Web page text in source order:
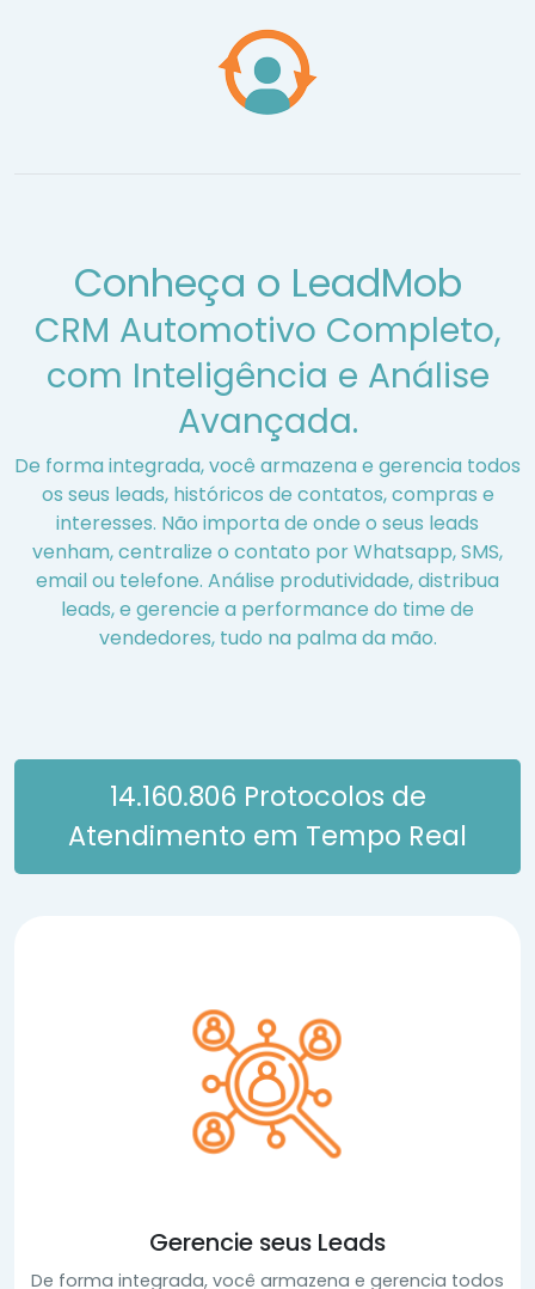
Conheça o LeadMob
CRM Automotivo Completo,
com Inteligência e Análise
Avançada.
De forma integrada, você armazena e gerencia todos
os seus leads, históricos de contatos, compras e
interesses. Não importa de onde o seus leads
venham, centralize o contato por Whatsapp, SMS,
email ou telefone. Análise produtividade, distribua
leads, e gerencie a performance do time de
vendedores, tudo na palma da mão.
14.160.806 Protocolos de
Atendimento em Tempo Real
Gerencie seus Leads
De forma integrada, você armazena e gerencia todos